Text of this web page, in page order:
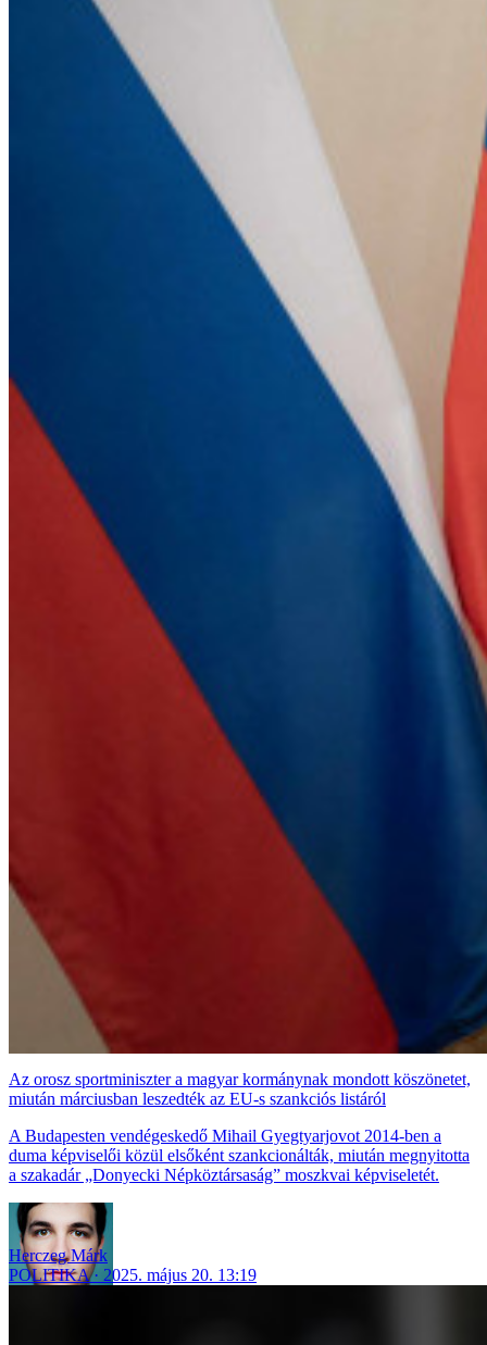
Az orosz sportminiszter a magyar kormánynak mondott köszönetet,
miután márciusban leszedték az EU-s szankciós listáról
A Budapesten vendégeskedő Mihail Gyegtyarjovot 2014-ben a
duma képviselői közül elsőként szankcionálták, miután megnyitotta
a szakadár „Donyecki Népköztársaság” moszkvai képviseletét.
Herczeg Márk
POLITIKA
2025. május 20. 13:19